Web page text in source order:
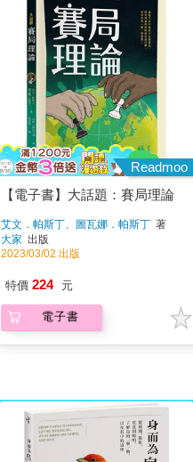
Readmoo
【電子書】大話題：賽局理論
艾文．帕斯丁、圖瓦娜．帕斯丁 著
大家 出版
2023/03/02 出版
特價 224 元
電子書